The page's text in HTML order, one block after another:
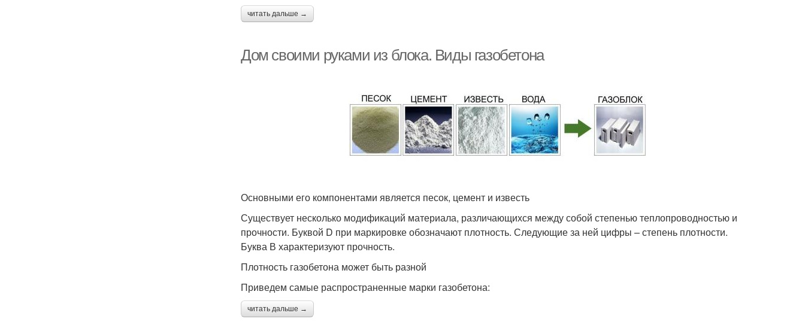
читать дальше →
Дом своими руками из блока. Виды газобетона
Основными его компонентами является песок, цемент и известь
Существует несколько модификаций материала, различающихся между собой степенью теплопроводностью и
прочности. Буквой D при маркировке обозначают плотность. Следующие за ней цифры – степень плотности.
Буква В характеризуют прочность.
Плотность газобетона может быть разной
Приведем самые распространенные марки газобетона:
читать дальше →